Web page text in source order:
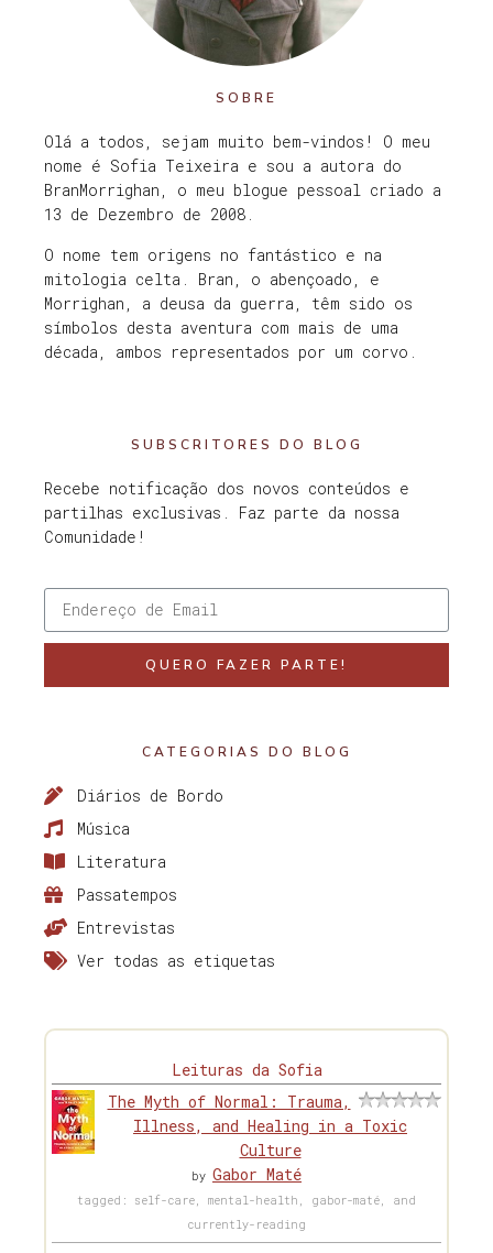
SOBRE
Olá a todos, sejam muito bem-vindos! O meu
nome é Sofia Teixeira e sou a autora do
BranMorrighan, o meu blogue pessoal criado a
13 de Dezembro de 2008.
O nome tem origens no fantástico e na
mitologia celta. Bran, o abençoado, e
Morrighan, a deusa da guerra, têm sido os
símbolos desta aventura com mais de uma
década, ambos representados por um corvo.
SUBSCRITORES DO BLOG
Recebe notificação dos novos conteúdos e
partilhas exclusivas. Faz parte da nossa
Comunidade!
QUERO FAZER PARTE!
CATEGORIAS DO BLOG
Diários de Bordo
Música
Literatura
Passatempos
Entrevistas
Ver todas as etiquetas
Leituras da Sofia
The Myth of Normal: Trauma,
Illness, and Healing in a Toxic
Culture
by Gabor Maté
tagged: self-care, mental-health, gabor-maté, and
currently-reading